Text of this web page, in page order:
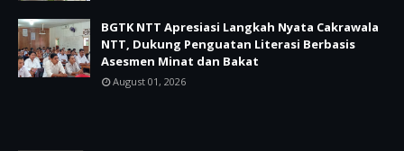
BGTK NTT Apresiasi Langkah Nyata Cakrawala
NTT, Dukung Penguatan Literasi Berbasis
Asesmen Minat dan Bakat
August 01, 2026